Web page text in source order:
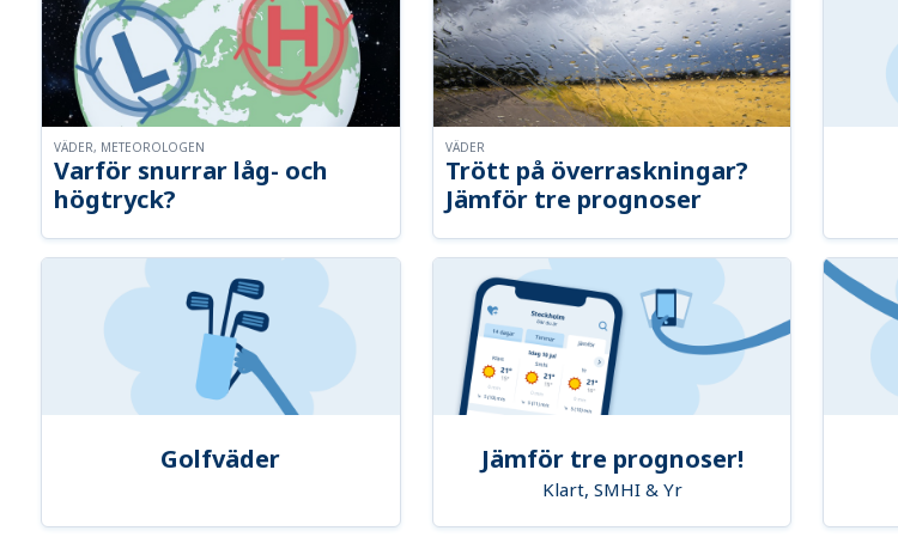
Varför snurrar låg- och
högtryck?
VÄDER, METEOROLOGEN
Trött på överraskningar?
Jämför tre prognoser
VÄDER
Golfväder Jämför tre prognoser!
Klart, SMHI & Yr